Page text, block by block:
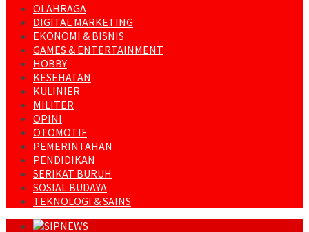
OLAHRAGA
DIGITAL MARKETING
EKONOMI & BISNIS
GAMES & ENTERTAINMENT
HOBBY
KESEHATAN
KULINIER
MILITER
OPINI
OTOMOTIF
PEMERINTAHAN
PENDIDIKAN
SERIKAT BURUH
SOSIAL BUDAYA
TEKNOLOGI & SAINS